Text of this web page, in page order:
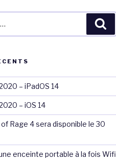
– iPadOS 14
– iOS 14
Rage 4 sera disponible le 30
enceinte portable à la fois Wifi